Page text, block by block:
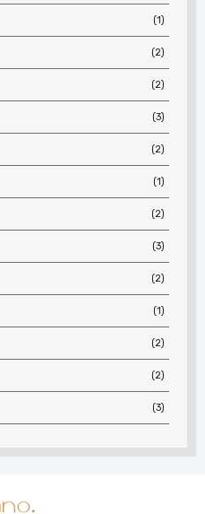
(1)
(2)
(2)
(3)
(2)
(1)
(2)
(3)
(2)
(1)
(2)
(2)
(3)